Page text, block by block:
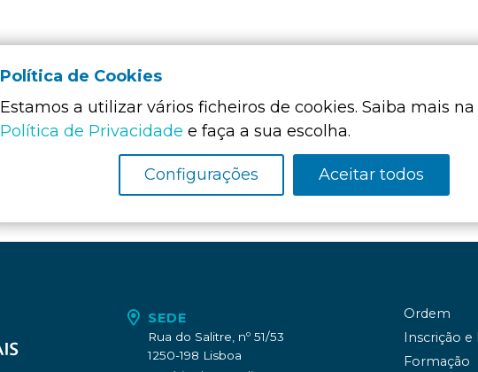
Membro
SEDE
Rua do Salitre, nº 51/53
1250-198 Lisboa
Ordem
Inscrição e
Formação
Política de Cookies
Estamos a utilizar vários ficheiros de cookies. Saiba mais na
Política de Privacidade e faça a sua escolha.
Configurações Aceitar todos